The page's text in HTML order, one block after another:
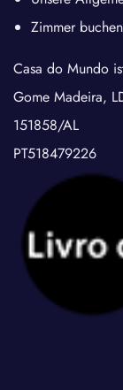
Zimmer buchen
Casa do Mundo
Gome Madeira,
151858/AL
PT518479226